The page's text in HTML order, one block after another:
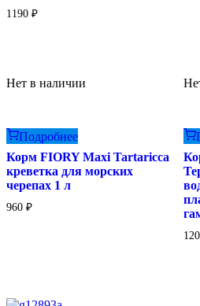
1190 ₽
Нет в наличии
Подробнее
Корм FIORY Maxi Tartaricca
креветка для морских
черепах 1 л
960 ₽
120